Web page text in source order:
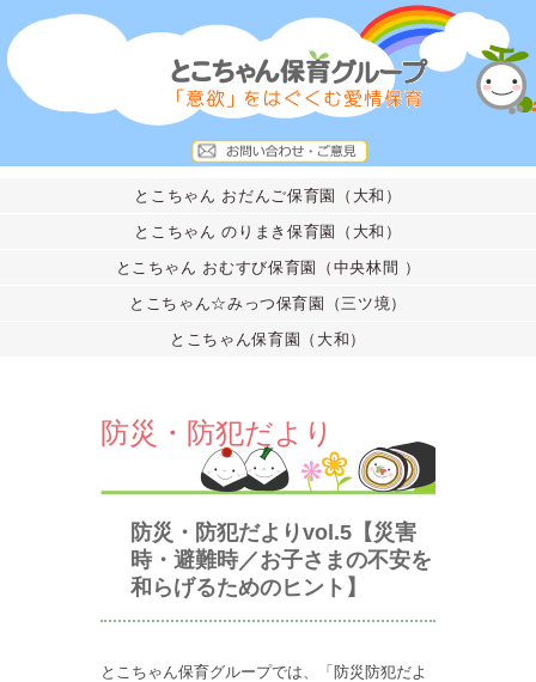
とこちゃん おだんご保育園（大和）
とこちゃん のりまき保育園（大和）
とこちゃん おむすび保育園（中央林間 ）
とこちゃん☆みっつ保育園（三ツ境）
とこちゃん保育園（大和）
防災・防犯だより
防災・防犯だよりvol.5【災害
時・避難時／お子さまの不安を
和らげるためのヒント】
とこちゃん保育グループでは、「防災防犯だよ